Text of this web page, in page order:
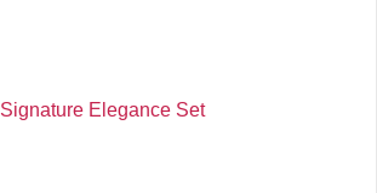
Signature Elegance Set